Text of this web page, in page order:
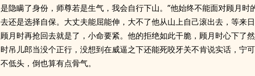
是隐瞒了身份，师尊若是生气，我会自行下山。”他始终不能面对顾月时
去还是选择自保。大丈夫能屈能伸，大不了他从山上自己滚出去，等来
顾月时再抢回去就是了，小命要紧。他的拒绝如此干脆，顾月时心下了
时吊儿郎当没个正行，没想到在威逼之下还能死咬牙关不肯说实话，宁
不低头，倒也算有点骨气。